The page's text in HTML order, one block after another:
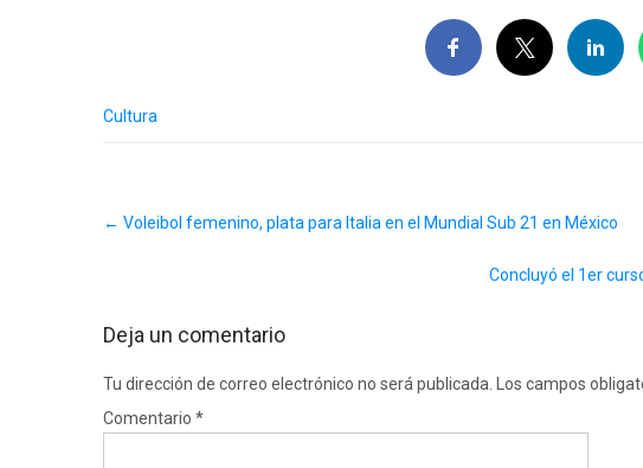
Cultura
navigation
← Voleibol femenino, plata para Italia en el Mundial Sub 21 en México
Concluyó el 1er
Deja un comentario
Tu dirección de correo electrónico no será publicada. Los campos
Comentario *